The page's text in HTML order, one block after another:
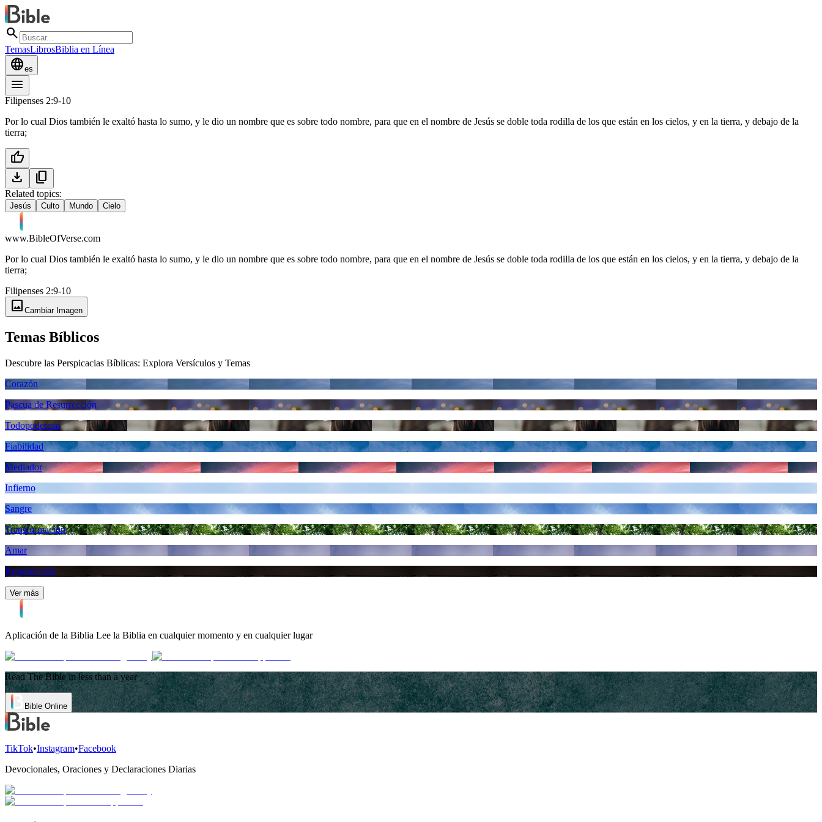
search
TemasLibrosBiblia en Línea
languagees
menu
Filipenses 2:9-10
Por lo cual Dios también le exaltó hasta lo sumo, y le dio un nombre que es sobre todo nombre, para que en el nombre de Jesús se doble toda rodilla de los que están en los cielos, y en la tierra, y debajo de la
tierra;
thumb_up
download
content_copy
Related topics:
Jesús Culto Mundo Cielo
www.BibleOfVerse.com
Por lo cual Dios también le exaltó hasta lo sumo, y le dio un nombre que es sobre todo nombre, para que en el nombre de Jesús se doble toda rodilla de los que están en los cielos, y en la tierra, y debajo de la
tierra;
Filipenses 2:9-10
image Cambiar Imagen
Temas Bíblicos
Descubre las Perspicacias Bíblicas: Explora Versículos y Temas
Corazón
Pascua de Resurrección
Todopoderoso
Fiabilidad
Mediador
Infierno
Sangre
Transformación
Amar
Resurrección
Ver más
Aplicación de la Biblia Lee la Biblia en cualquier momento y en cualquier lugar
Read The Bible in less than a year
Bible Online
TikTok•Instagram•Facebook
Devocionales, Oraciones y Declaraciones Diarias